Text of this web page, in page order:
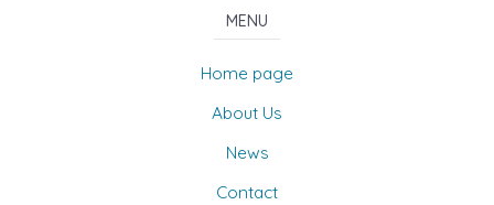
MENU
Home page
About Us
News
Contact